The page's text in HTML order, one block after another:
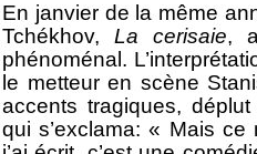
En janvier de la même
Tchékhov,La cerisaie,
phénoménal.
le metteur en scène
accents tragiques,
qui s’exclama: « Mais ce